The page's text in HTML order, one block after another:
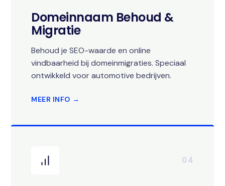
Domeinnaam Behoud &
Migratie
Behoud je SEO-waarde en online
vindbaarheid bij domeinmigraties. Speciaal
ontwikkeld voor automotive bedrijven.
MEER INFO →
04